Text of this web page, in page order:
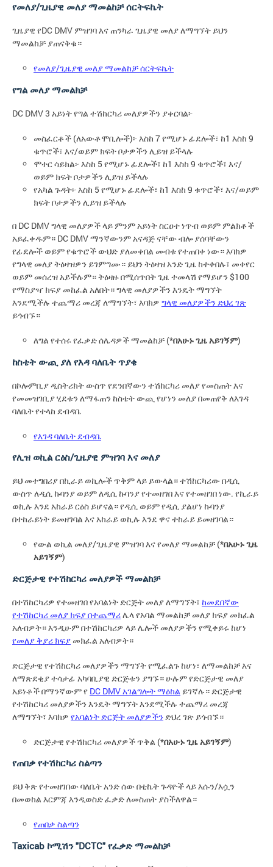
የመለያ/ጊዜያዊ መለያ ማመልከቻ ሰርትፍኬት
ጊዜያዊ የDC DMV ምዝገባ እና ጠንካራ ጊዜያዊ መለያ ለማግኘት ይህን
ማመልከቻ ያጠናቅቁ።
የመለያ/ጊዜያዊ መለያ ማመልከቻ ሰርትፍኬት
የግል መለያ ማመልክቻ
DC DMV 3 አይነት የግል ተሽከርካሪ መለያዎችን ያቀርባል፦
መስፈርቶች (ለአውቶሞቢሎች)፦ እስከ 7 የሚሆኑ ፊደሎች፣ ከ1 እስከ 9
ቁጥሮች፣ እና/ወይም ክፍት ቦታዎችን ሊይዝ ይችላሉ
ሞተር ሳይክል፦ እስከ 5 የሚሆኑ ፊደሎች፣ ከ1 እስከ 9 ቁጥሮች፣ እና/
ወይም ክፍት ቦታዎችን ሊይዝ ይችላሉ
የአካል ጉዳት፦ እስከ 5 የሚሆኑ ፊደሎች፣ ከ1 እስከ 9 ቁጥሮች፣ እና/ወይም
ክፍት ቦታዎችን ሊይዝ ይችላሉ
በ DC DMV ግላዊ መለያዎች ላይ ምንም አይነት ስርዐተ ነጥብ ወይም ምልክቶች
አይፈቀዱም። DC DMV ማንኛውንም አናዳጅ ናቸው ብሎ ያሰባቸውን
የፊደሎች ወይም የቁጥሮች ውህድ ያለመቀበል መብቱ የተጠበቀ ነው። እባክዎ
የግላዊ መለያ ትዕዛዝዎን ይገምግሙ። ይህን ትዕዛዝ አንድ ጊዜ ከተቀበሉ፣ መቀየር
ወይም መሰረዝ አይችሉም። ትዕዛዙ በሚሰጥበት ጊዜ ተመላሽ የማይሆን $100
የማስያዣ ክፍያ መከፈል አለበት። ግላዊ መለያዎችን እንዴት ማግኘት
እንደሚችሉ ተጨማሪ መረጃ ለማግኘት፣ እባክዎ ግላዊ መለያዎችን ድህረ ገጽ
ይጎብኙ።
ለግል የተሰሩ የፈቃድ ሰሌዳዎች ማመልከቻ (*በአሁኑ ጊዜ አይገኝም)
ከስቴት ውጪ ያለ የእዳ ባለቤት ጥያቄ
በኮሎምቢያ ዲስትሪክት ውስጥ የደንበኛውን ተሽከርካሪ መለያ የመስጠት እና
የመመዝገቢያ ሂደቱን ለማፋጠን ከስቴት ውጪ የሆነን መለያ በመጠየቅ ለእገዳ
ባለቤት የተላከ ደብዳቤ
የእገዳ ባለቤት ደብዳቤ
የሊዝ ወኪል ርዕስ/ጊዜያዊ ምዝገባ እና መለያ
ይህ መተግበሪያ በኪራይ ወኪሎች ጥቅም ላይ ይውላል። ተሽከርካሪው በዲሲ
ውስጥ ለዲሲ ኩባንያ ወይም ለዲሲ ኩባንያ የተመዘገበ እና የተመዘገበ ነው. የኪራይ
ወኪሉ እንደ አከራይ ርዕስ ይሆናል። የዲሲ ወይም የዲሲ ያልሆነ ኩባንያ
በተከራይነት ይመዘገባል እና አከራይ ወኪሉ እንደ ዋና ተከራይ ይመዘገባል።
የውል ወኪል መለያ/ጊዜያዊ ምዝገባ እና የመለያ ማመልከቻ (*በአሁኑ ጊዜ
አይገኝም)
ድርጅታዊ የተሽከርካሪ መለያዎች ማመልከቻ
በተሽከርካሪዎ የተመዘገበ የአባልነት ድርጅት መለያ ለማግኘት፣ ከመደበኛው
የተሽከርካሪ መለያ ክፍያ በተጨማሪሌላ የአባል ማመልከቻ መለያ ክፍያ መክፈል
አለብዎት። እንዲሁም በተሽከርካሪዎ ላይ ሌሎች መለያዎችን የሚቀይሩ ከሆነ
የመለያ ቅያሪ ክፍያመክፈል አለብዎት።
ድርጅታዊ የተሽከርካሪ መለያዎችን ማግኘት የሚፈልጉ ከሆነ፣ ለማመልከቻ እና
ለማጽደቂያ ተሳታፊ አካባቢያዊ ድርጅቱን ያግኙ። ሁሉም የድርጅታዊ መለያ
አይነቶች በማንኛውም የ DC DMV አገልግሎት ማዕከል ይገኛሉ። ድርጅታዊ
የተሽከርካሪ መለያዎችን እንዴት ማግኘት እንደሚችሉ ተጨማሪ መረጃ
ለማግኘት፣ እባክዎ የአባልነት ድርጅት መለያዎችንድህረ ገጽ ይጎብኙ።
ድርጅታዊ የተሽከርካሪ መለያዎች ጥቅል (*በአሁኑ ጊዜ አይገኝም)
የጠበቃ የተሽከርካሪ ስልጣን
ይህ ቅጽ የተመዘገበው ባለቤት አንድ ሰው በቲኬት ጉዳዮች ላይ እሱን/እሷን
በመወከል እርምጃ እንዲወስድ ፈቃድ ለመስጠት ያስችለዋል።
የጠበቃ ስልጣን
Taxicab ኮሚሽን "DCTC" የፈቃድ ማመልከቻ